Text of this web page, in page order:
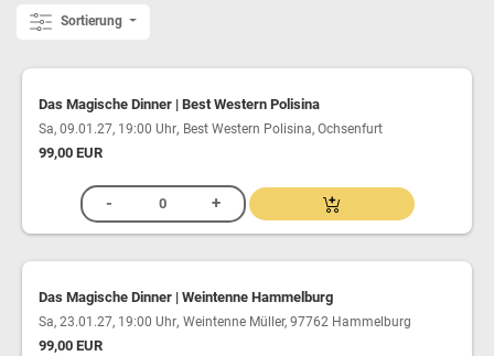
Sortierung
Das Magische Dinner | Best Western Polisina
Sa, 09.01.27, 19:00 Uhr, Best Western Polisina, Ochsenfurt
99,00 EUR
Das Magische Dinner | Weintenne Hammelburg
Sa, 23.01.27, 19:00 Uhr, Weintenne Müller, 97762 Hammelburg
99,00 EUR